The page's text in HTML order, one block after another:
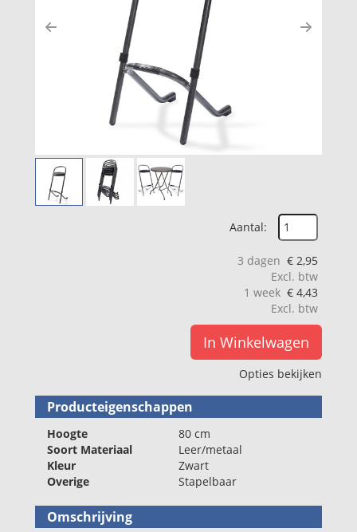
Previous Next
Aantal:
3 dagen € 2,95
Excl. btw
1 week € 4,43
Excl. btw
In Winkelwagen
Opties bekijken
Producteigenschappen
Hoogte
80 cm
Soort Materiaal
Leer/metaal
Kleur
Zwart
Overige
Stapelbaar
Omschrijving